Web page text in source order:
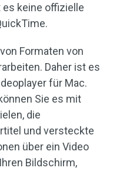
keine offizielle
Formaten von
Daher ist es
für Mac.
Sie es mit
die
und versteckte
über ein Video
Bildschirm,